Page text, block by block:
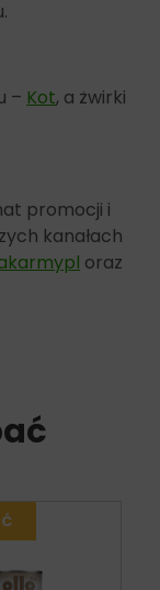
– Kot, a żwirki
promocji i
kanałach
oraz